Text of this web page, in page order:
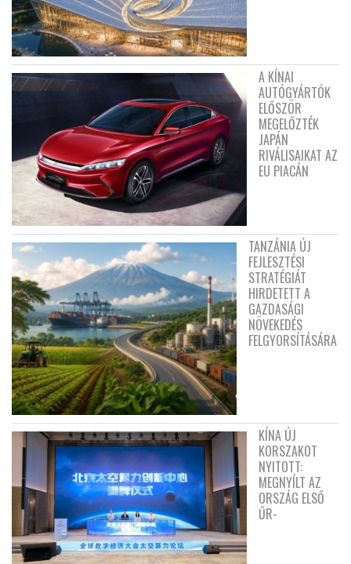
A KÍNAI
AUTÓGYÁRTÓK
ELŐSZÖR
MEGELŐZTÉK
JAPÁN
RIVÁLISAIKAT AZ
EU PIACÁN
TANZÁNIA ÚJ
FEJLESZTÉSI
STRATÉGIÁT
HIRDETETT A
GAZDASÁGI
NÖVEKEDÉS
FELGYORSÍTÁSÁRA
KÍNA ÚJ
KORSZAKOT
NYITOTT:
MEGNYÍLT AZ
ORSZÁG ELSŐ
ŰR-